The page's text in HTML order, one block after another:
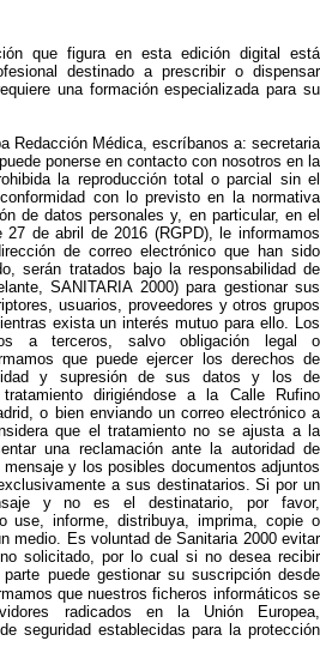
que figura en esta edición digital está
destinado a prescribir o dispensar
una formación especializada para su
Redacción Médica, escríbanos a: secretaria
ponerse en contacto con nosotros en la
la reproducción total o parcial sin el
con lo previsto en la normativa
de datos personales y, en particular, en el
27 de abril de 2016 (RGPD), le informamos
de correo electrónico que han sido
serán tratados bajo la responsabilidad de
SANITARIA 2000) para gestionar sus
usuarios, proveedores y otros grupos
exista un interés mutuo para ello. Los
a terceros, salvo obligación legal o
que puede ejercer los derechos de
y supresión de sus datos y los de
dirigiéndose a la Calle Rufino
o bien enviando un correo electrónico a
que el tratamiento no se ajusta a la
una reclamación ante la autoridad de
y los posibles documentos adjuntos
a sus destinatarios. Si por un
y no es el destinatario, por favor,
use, informe, distribuya, imprima, copie o
medio. Es voluntad de Sanitaria 2000 evitar
solicitado, por lo cual si no desea recibir
puede gestionar su suscripción desde
que nuestros ficheros informáticos se
radicados en la Unión Europea,
seguridad establecidas para la protección